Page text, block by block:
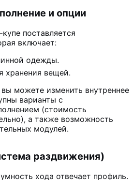
и опции
поставляется
включает:
одежды.
хранения вещей.
можете изменить внутреннее
варианты с
(стоимость
а также возможность
модулей.
раздвижения)
хода отвечает профиль.